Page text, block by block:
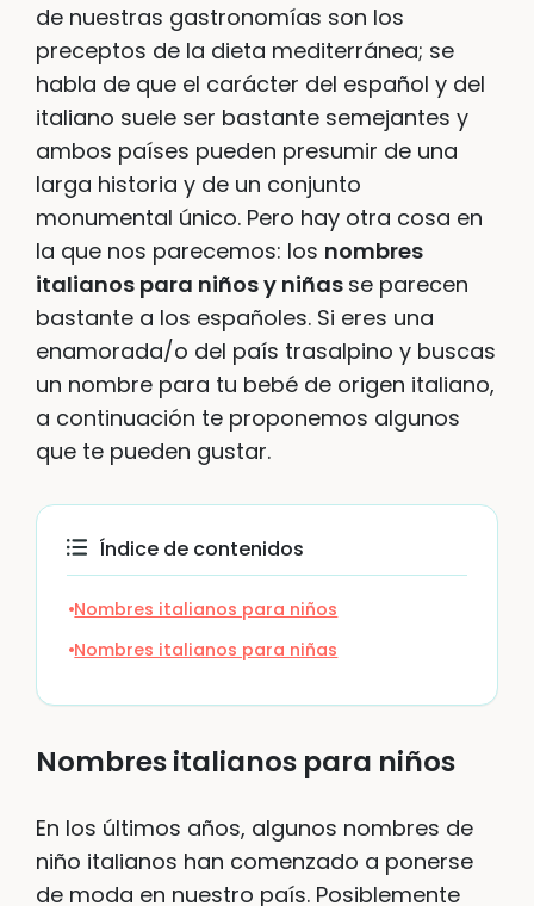
de nuestras gastronomías son los
preceptos de la dieta mediterránea; se
habla de que el carácter del español y del
italiano suele ser bastante semejantes y
ambos países pueden presumir de una
larga historia y de un conjunto
monumental único. Pero hay otra cosa en
la que nos parecemos: los nombres
italianos para niños y niñas se parecen
bastante a los españoles. Si eres una
enamorada/o del país trasalpino y buscas
un nombre para tu bebé de origen italiano,
a continuación te proponemos algunos
que te pueden gustar.
Índice de contenidos
Nombres italianos para niños
Nombres italianos para niñas
Nombres italianos para niños
En los últimos años, algunos nombres de
niño italianos han comenzado a ponerse
de moda en nuestro país. Posiblemente